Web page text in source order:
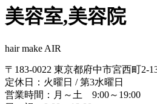
美容室,美容院
hair make AIR
〒183-0022 東京都府中市宮西町2-
定休日：火曜日 / 第3水曜日
営業時間：月～土 9:00～19:00